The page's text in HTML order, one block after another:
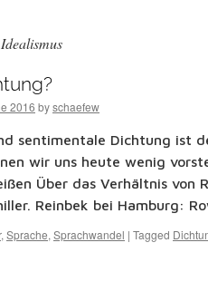
Idealismus
2016 byschaefew
sentimentale Dichtung ist
wir uns heute wenig
Über das Verhältnis von
Reinbek bei Hamburg:
, Sprache, Sprachwandel | Tagged